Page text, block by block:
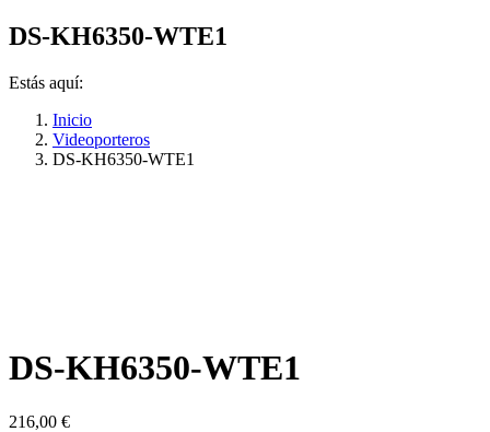
DS-KH6350-WTE1
Estás aquí:
Inicio
Videoporteros
DS-KH6350-WTE1
DS-KH6350-WTE1
216,00 €